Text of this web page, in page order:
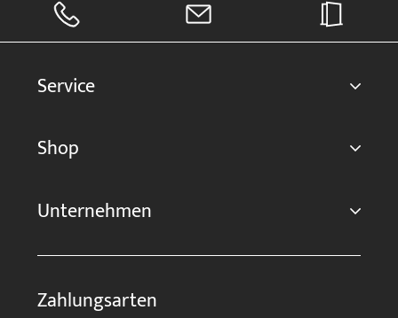
Service
Shop
Unternehmen
Zahlungsarten